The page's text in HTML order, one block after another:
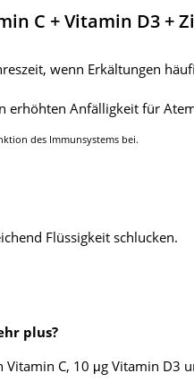
C + Vitamin D3
wenn Erkältungen
erhöhten Anfälligkeit für
des Immunsystems bei.
Flüssigkeit schlucken.
plus?
C, 10 μg Vitamin D3